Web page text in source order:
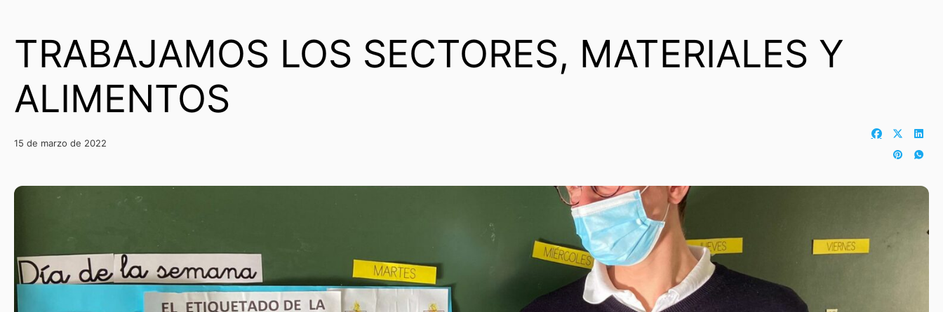
TRABAJAMOS LOS SECTORES, MATERIALES Y
ALIMENTOS
15 de marzo de 2022